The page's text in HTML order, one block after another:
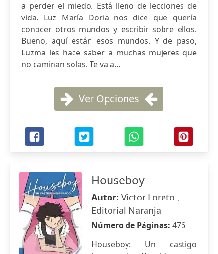
a perder el miedo. Está lleno de lecciones de
vida. Luz María Doria nos dice que quería
conocer otros mundos y escribir sobre ellos.
Bueno, aquí están esos mundos. Y de paso,
Luzma les hace saber a muchas mujeres que
no caminan solas. Te va a...
Ver Opciones
Houseboy
Autor: Víctor Loreto ,
Editorial Naranja
Número de Páginas: 476
Houseboy: Un castigo